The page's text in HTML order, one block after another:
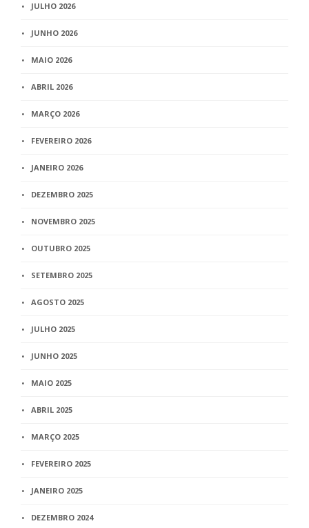
JULHO 2026
JUNHO 2026
MAIO 2026
ABRIL 2026
MARÇO 2026
FEVEREIRO 2026
JANEIRO 2026
DEZEMBRO 2025
NOVEMBRO 2025
OUTUBRO 2025
SETEMBRO 2025
AGOSTO 2025
JULHO 2025
JUNHO 2025
MAIO 2025
ABRIL 2025
MARÇO 2025
FEVEREIRO 2025
JANEIRO 2025
DEZEMBRO 2024